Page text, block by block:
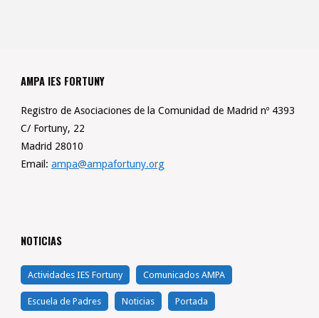
AMPA IES FORTUNY
Registro de Asociaciones de la Comunidad de Madrid nº 4393
C/ Fortuny, 22
Madrid 28010
Email: ampa@ampafortuny.org
NOTICIAS
Actividades IES Fortuny Comunicados AMPA
Escuela de Padres Noticias Portada